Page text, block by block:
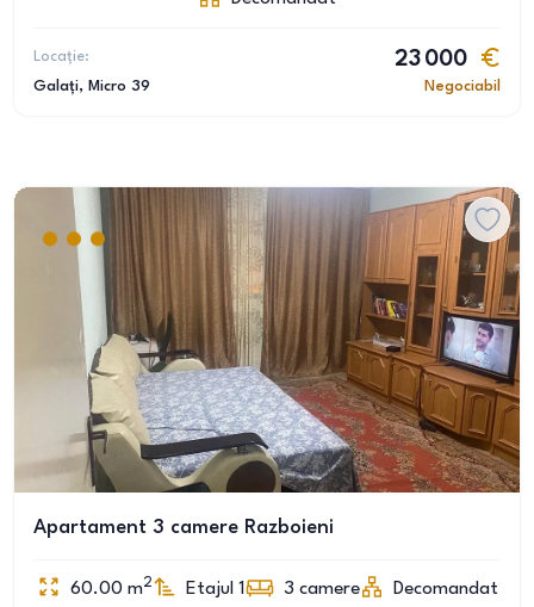
Locație:
Galați, Micro 39
23 000
Negociabil
Apartament 3 camere Razboieni
60.00 m2 Etajul 1 3 camere Decomandat